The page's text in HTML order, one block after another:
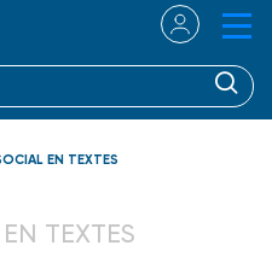
EN TEXTES
TEXTES